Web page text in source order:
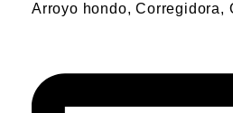
Arroyo hondo, Corregidora,